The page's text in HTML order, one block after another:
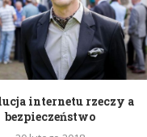
internetu rzeczy a
bezpieczeństwo